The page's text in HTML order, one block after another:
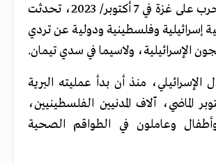
ومنذ اندلاع الحرب على غزة في 7 أكتوبر/ 2023، تحدثت
إسرائيلية وفلسطينية ودولية عن تردي
الإسرائيلية، ولاسيما في سدي تيمان.
الإسرائيلي، منذ أن بدأ عمليته البرية
في 27 أكتوبر الماضي، آلاف المدنيين الفلسطينيين،
وعاملون في الطواقم الصحية